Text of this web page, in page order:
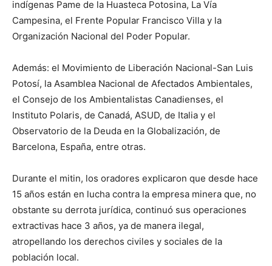
indígenas Pame de la Huasteca Potosina, La Vía
Campesina, el Frente Popular Francisco Villa y la
Organización Nacional del Poder Popular.
Además: el Movimiento de Liberación Nacional-San Luis
Potosí, la Asamblea Nacional de Afectados Ambientales,
el Consejo de los Ambientalistas Canadienses, el
Instituto Polaris, de Canadá, ASUD, de Italia y el
Observatorio de la Deuda en la Globalización, de
Barcelona, España, entre otras.
Durante el mitin, los oradores explicaron que desde hace
15 años están en lucha contra la empresa minera que, no
obstante su derrota jurídica, continuó sus operaciones
extractivas hace 3 años, ya de manera ilegal,
atropellando los derechos civiles y sociales de la
población local.